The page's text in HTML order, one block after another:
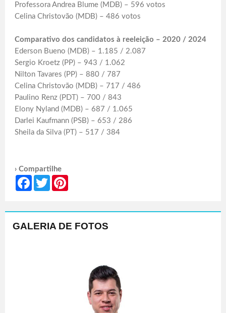
Professora Andrea Blume (MDB) – 596 votos
Celina Christovão (MDB) – 486 votos
Comparativo dos candidatos à reeleição – 2020 / 2024
Ederson Bueno (MDB) – 1.185 / 2.087
Sergio Kroetz (PP) – 943 / 1.062
Nilton Tavares (PP) – 880 / 787
Celina Christovão (MDB) – 717 / 486
Paulino Renz (PDT) – 700 / 843
Elony Nyland (MDB) – 687 / 1.065
Darlei Kaufmann (PSB) – 653 / 286
Sheila da Silva (PT) – 517 / 384
› Compartilhe
FacebookTwitter
GALERIA DE FOTOS